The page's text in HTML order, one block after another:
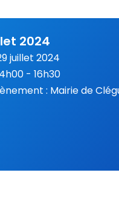
2024
juillet 2024
- 16h30
: Mairie de